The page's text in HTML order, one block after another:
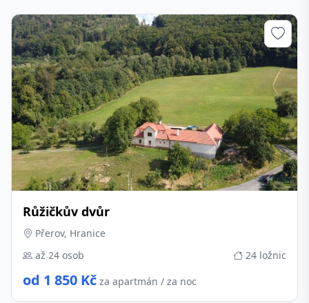
Růžičkův dvůr
Přerov, Hranice
až 24 osob
24 ložnic
od 1 850 Kč za apartmán / za noc